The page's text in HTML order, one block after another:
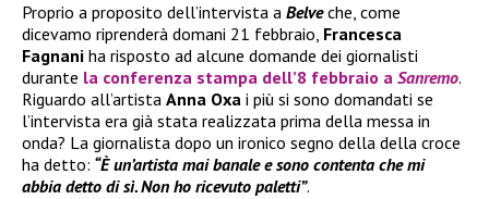
Proprio a proposito dell’intervista a Belveche, come
dicevamo riprenderà domani 21 febbraio, Francesca
Fagnani ha risposto ad alcune domande dei giornalisti
durante la conferenza stampa dell’8 febbraio a Sanremo.
Riguardo all’artista Anna Oxa i più si sono domandati se
l’intervista era già stata realizzata prima della messa in
onda? La giornalista dopo un ironico segno della della croce
ha detto: “È un’artista mai banale e sono contenta che mi
abbia detto di sì. Non ho ricevuto paletti”.